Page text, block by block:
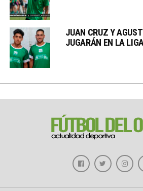
JUAN CRUZ Y
JUGARÁN EN LA